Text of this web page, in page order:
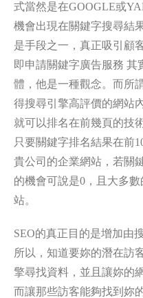
式當然是在GOOGLE或
機會出現在關鍵字搜尋結
是手段之一，真正吸引顧
即申請關鍵字廣告服務 其
體，他是一種觀念。而所
得搜尋引擎高評價的網站
就可以排名在前幾頁的技
只要關鍵字排名結果在前
貴公司的企業網站，若關
的機會可說是0，且大多
站。
SEO的真正目的是增加由
所以，知道要妳的潛在訪
擎尋找資料，並且讓妳的
而讓那些訪客能夠找到妳